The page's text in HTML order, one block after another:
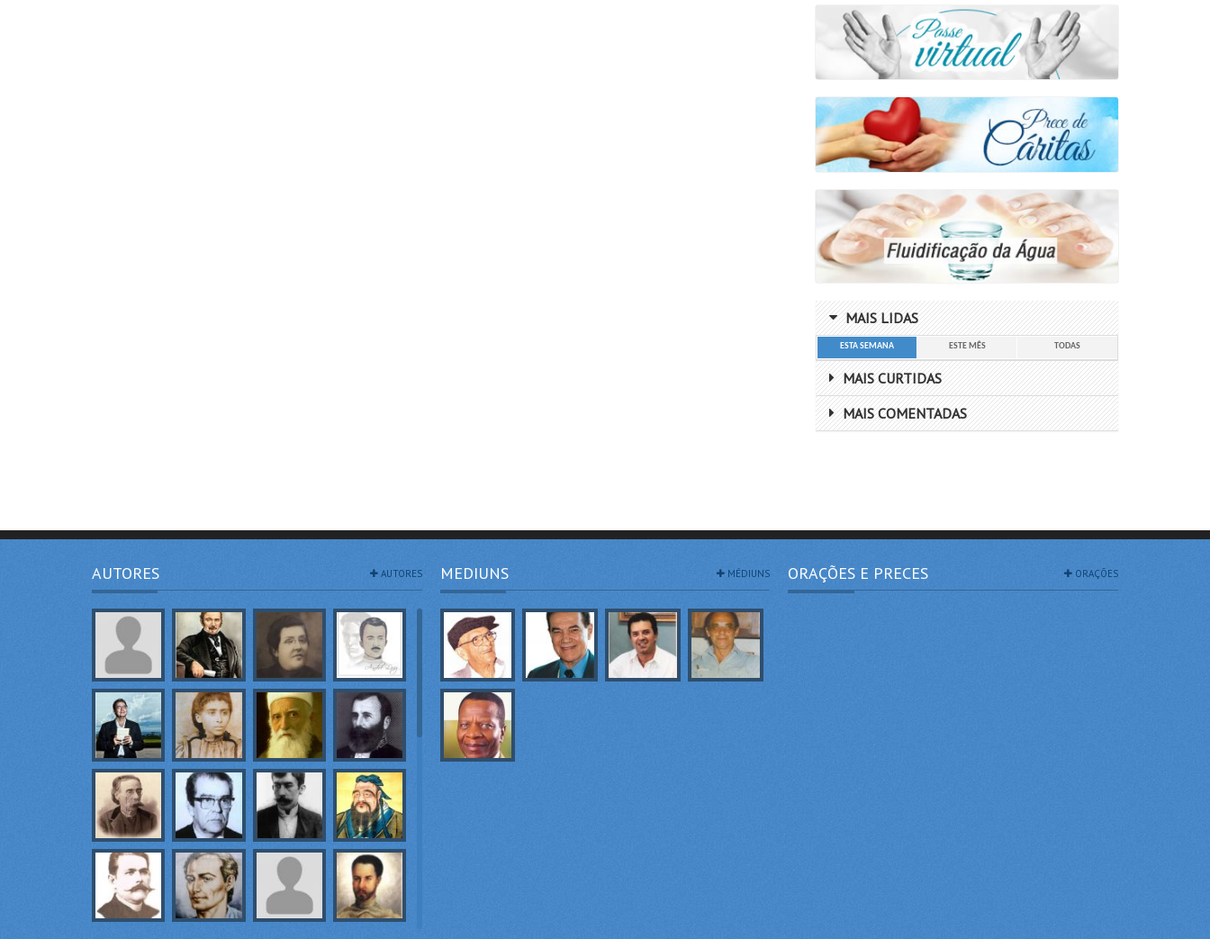
MAIS LIDAS
ESTA SEMANA ESTE MÊS TODAS
MAIS CURTIDAS
MAIS COMENTADAS
AUTORES AUTORES MEDIUNS MÉDIUNS ORAÇÕES E PRECES ORAÇÕES